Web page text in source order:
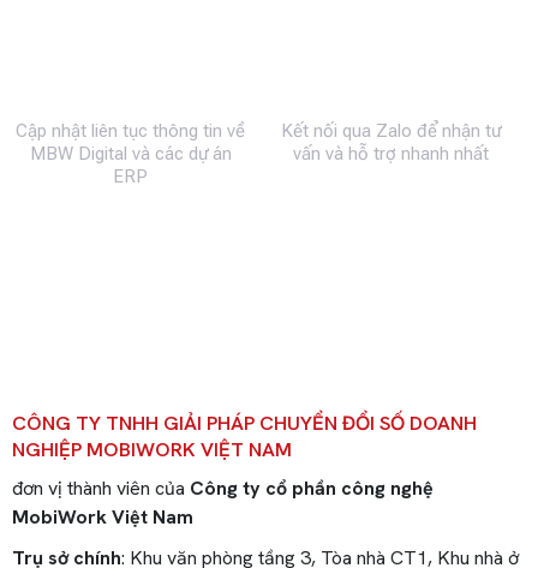
Cập nhật liên tục thông tin về
MBW Digital và các dự án
ERP
Kết nối qua Zalo để nhận tư
vấn và hỗ trợ nhanh nhất
CÔNG TY TNHH GIẢI PHÁP CHUYỂN ĐỔI SỐ DOANH
NGHIỆP MOBIWORK VIỆT NAM
đơn vị thành viên của Công ty cổ phần công nghệ
MobiWork Việt Nam
Trụ sở chính: Khu văn phòng tầng 3, Tòa nhà CT1, Khu nhà ở